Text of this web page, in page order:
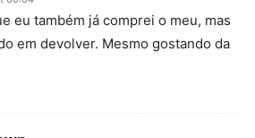
eu também já comprei o meu, mas
em devolver. Mesmo gostando da